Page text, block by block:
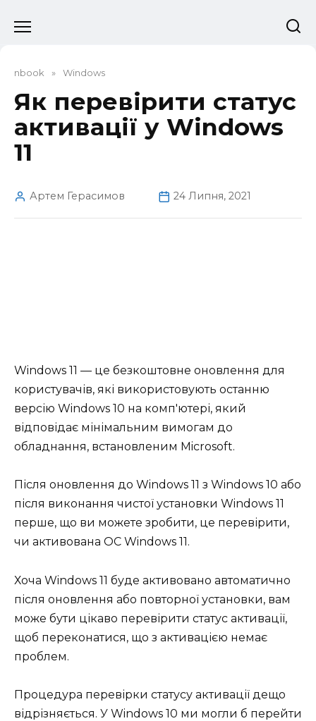
до
nbook » Windows
Як перевірити статус
активації у Windows
11
Артем Герасимов 24 Липня, 2021
Windows 11 — це безкоштовне оновлення для
користувачів, які використовують останню
версію Windows 10 на комп'ютері, який
відповідає мінімальним вимогам до
обладнання, встановленим Microsoft.
Після оновлення до Windows 11 з Windows 10 або
після виконання чистої установки Windows 11
перше, що ви можете зробити, це перевірити,
чи активована ОС Windows 11.
Хоча Windows 11 буде активовано автоматично
після оновлення або повторної установки, вам
може бути цікаво перевірити статус активації,
щоб переконатися, що з активацією немає
проблем.
Процедура перевірки статусу активації дещо
відрізняється. У Windows 10 ми могли б перейти